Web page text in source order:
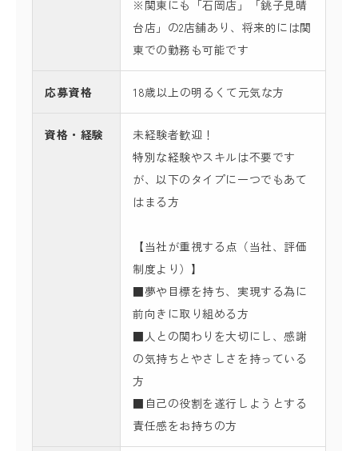
※関東にも「石岡店」「銚子見晴
台店」の2店舗あり、将来的には関
東での勤務も可能です
応募資格 18歳以上の明るくて元気な方
資格・経験
未経験者歓迎！
特別な経験やスキルは不要です
が、以下のタイプに一つでもあて
はまる方
【当社が重視する点（当社、評価
制度より）】
■夢や目標を持ち、実現する為に
前向きに取り組める方
■人との関わりを大切にし、感謝
の気持ちとやさしさを持っている
方
■自己の役割を遂行しようとする
責任感をお持ちの方